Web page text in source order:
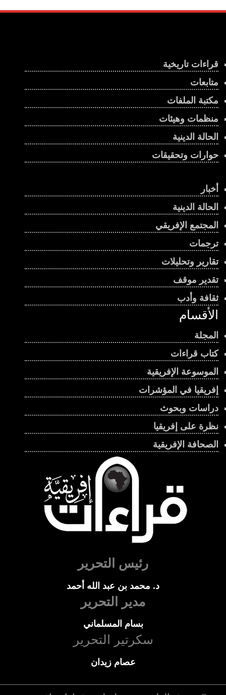
قراءات تاريخية
متابعات
مكتبة الملفات
منظمات وهيئات
الحالة الدينية
حوارات وتحقيقات
أخبار
الحالة الدينية
المجتمع الإفريقي
ترجمات
تقارير وتحليلات
تقدير موقف
ثقافة وأدب
الأقسام
المجلة
كتاب قراءات
الموسوعة الإفريقية
إفريقيا في المؤشرات
دراسات وبحوث
نظرة على إفريقيا
الصحافة الإفريقية
رئيس التحرير
د. محمد بن عبد الله أحمد
مدير التحرير
بسام المسلماني
سكرتير التحرير
عصام زيدان